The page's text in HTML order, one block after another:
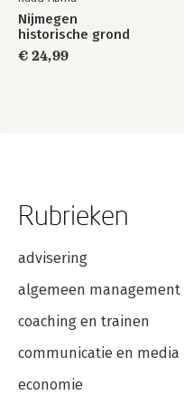
Nijmegen
historische grond
€ 24,99
Rubrieken
advisering
algemeen management
coaching en trainen
communicatie en media
economie